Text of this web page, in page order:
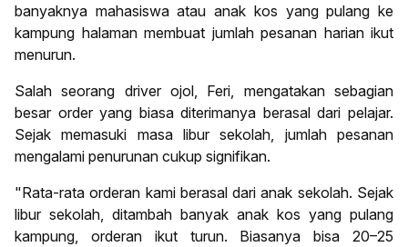
banyaknya mahasiswa atau anak kos yang pulang ke
kampung halaman membuat jumlah pesanan harian ikut
menurun.
Salah seorang driver ojol, Feri, mengatakan sebagian
besar order yang biasa diterimanya berasal dari pelajar.
Sejak memasuki masa libur sekolah, jumlah pesanan
mengalami penurunan cukup signifikan.
"Rata-rata orderan kami berasal dari anak sekolah. Sejak
libur sekolah, ditambah banyak anak kos yang pulang
kampung, orderan ikut turun. Biasanya bisa 20–25